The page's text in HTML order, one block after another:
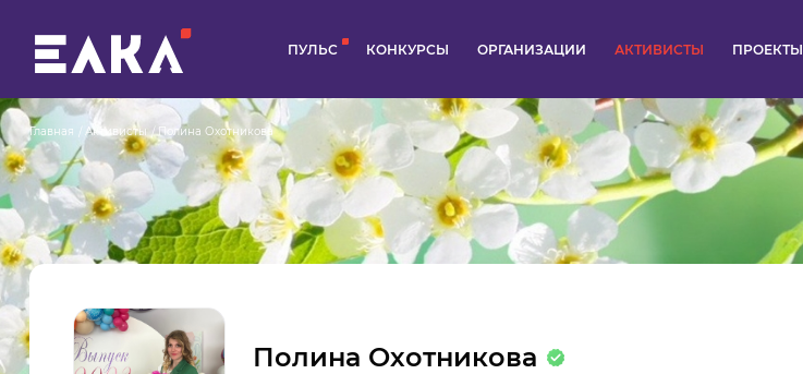
ПУЛЬС КОНКУРСЫ ОРГАНИЗАЦИИ АКТИВИСТЫ ПРОЕКТЫ
ПУЛЬС
КОНКУРСЫ
ОРГАНИЗАЦИИ
Главная Активисты Полина Охотникова
Полина Охотникова